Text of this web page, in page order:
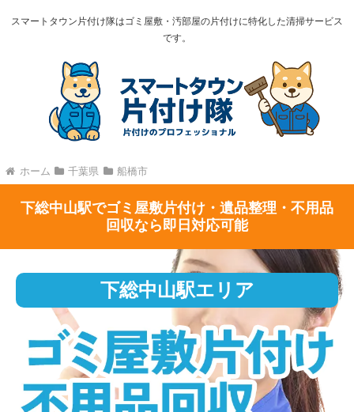
スマートタウン片付け隊はゴミ屋敷・汚部屋の片付けに特化した清掃サービス
です。
ホーム 千葉県 船橋市
下総中山駅でゴミ屋敷片付け・遺品整理・不用品
回収なら即日対応可能
下総中山駅エリア